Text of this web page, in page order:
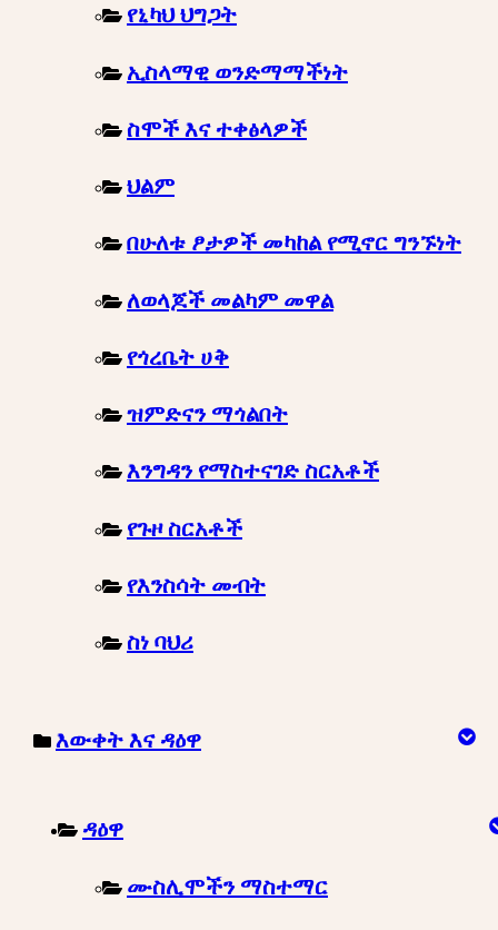
የኒካህ ህግጋት
ኢስላማዊ ወንድማማችነት
ስሞች እና ተቀፅላዎች
ህልም
በሁለቱ ፆታዎች መካከል የሚኖር ግንኙነት
ለወላጆች መልካም መዋል
የጎረቤት ሀቅ
ዝምድናን ማጎልበት
እንግዳን የማስተናገድ ስርአቶች
የጉዞ ስርአቶች
የእንስሳት መብት
ስነ ባህሪ
እውቀት እና ዳዕዋ
ዳዕዋ
ሙስሊሞችን ማስተማር